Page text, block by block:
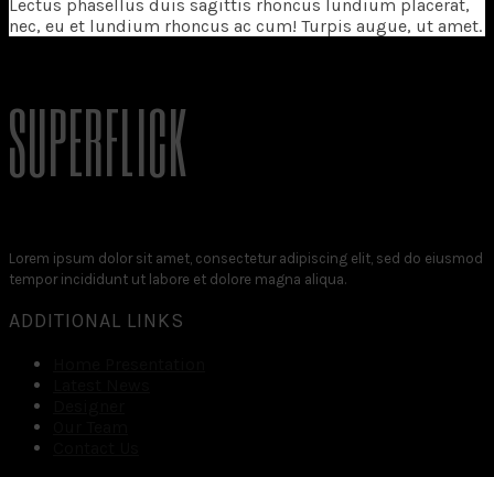
Lectus phasellus duis sagittis rhoncus lundium placerat,
nec, eu et lundium rhoncus ac cum! Turpis augue, ut amet.
SUPERFLICK
Lorem ipsum dolor sit amet, consectetur adipiscing elit, sed do eiusmod
tempor incididunt ut labore et dolore magna aliqua.
ADDITIONAL LINKS